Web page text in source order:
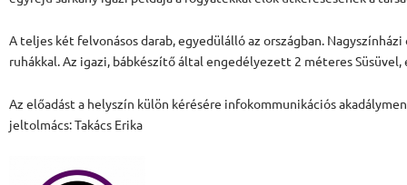
A teljes két felvonásos darab, egyedülálló az országban.
ruhákkal. Az igazi, bábkészítő által engedélyezett 2 méteres
Az előadást a helyszín külön kérésére infokommunikációs
jeltolmács: Takács Erika